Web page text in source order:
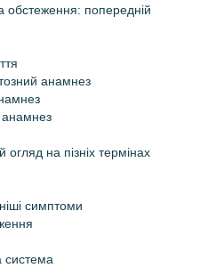
обстеження: попередній
анамнез
анамнез
на пізніх термінах
симптоми
система